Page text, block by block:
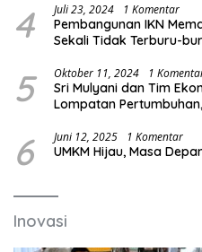
4 Juli 23, 2024 1 Komentar
Pembangunan IKN
Sekali Tidak Terburu-
5 Oktober 11, 2024 1
Sri Mulyani dan Tim
Lompatan
6 Juni 12, 2025 1 Komentar
UMKM Hijau, Masa
Inovasi